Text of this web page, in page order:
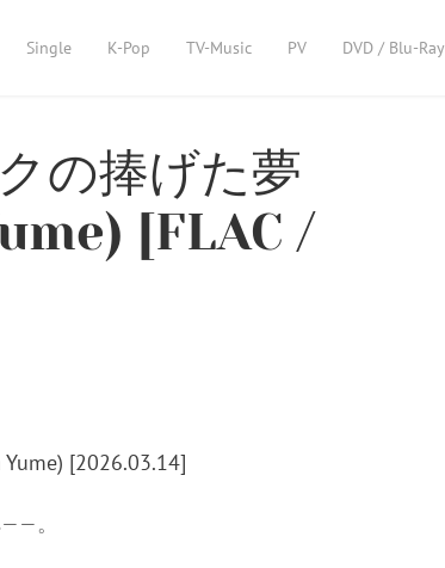
Single K-Pop TV-Music PV DVD / Blu-Ray
の捧げた夢
[FLAC /
。